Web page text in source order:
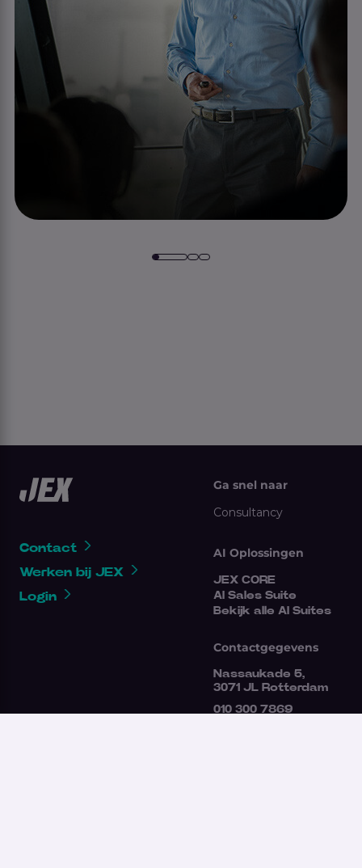
Contact
Werken bij JEX
Login
Ga snel naar
Consultancy
AI Oplossingen
JEX CORE
AI Sales Suite
Bekijk alle AI Suites
Contactgegevens
Nassaukade 5,
3071 JL Rotterdam
010 300 7869